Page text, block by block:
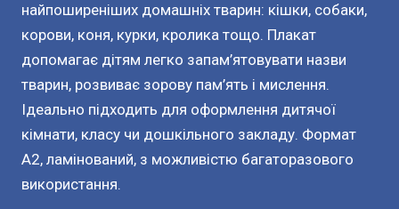
найпоширеніших домашніх тварин: кішки, собаки,
корови, коня, курки, кролика тощо. Плакат
допомагає дітям легко запам’ятовувати назви
тварин, розвиває зорову пам’ять і мислення.
Ідеально підходить для оформлення дитячої
кімнати, класу чи дошкільного закладу. Формат
А2, ламінований, з можливістю багаторазового
використання.